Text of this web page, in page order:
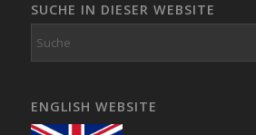
SUCHE IN DIESER WEBSITE
ENGLISH WEBSITE